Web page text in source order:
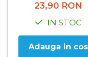
Vase de gatit
23,90 RON
IN STOC
Adauga in cos